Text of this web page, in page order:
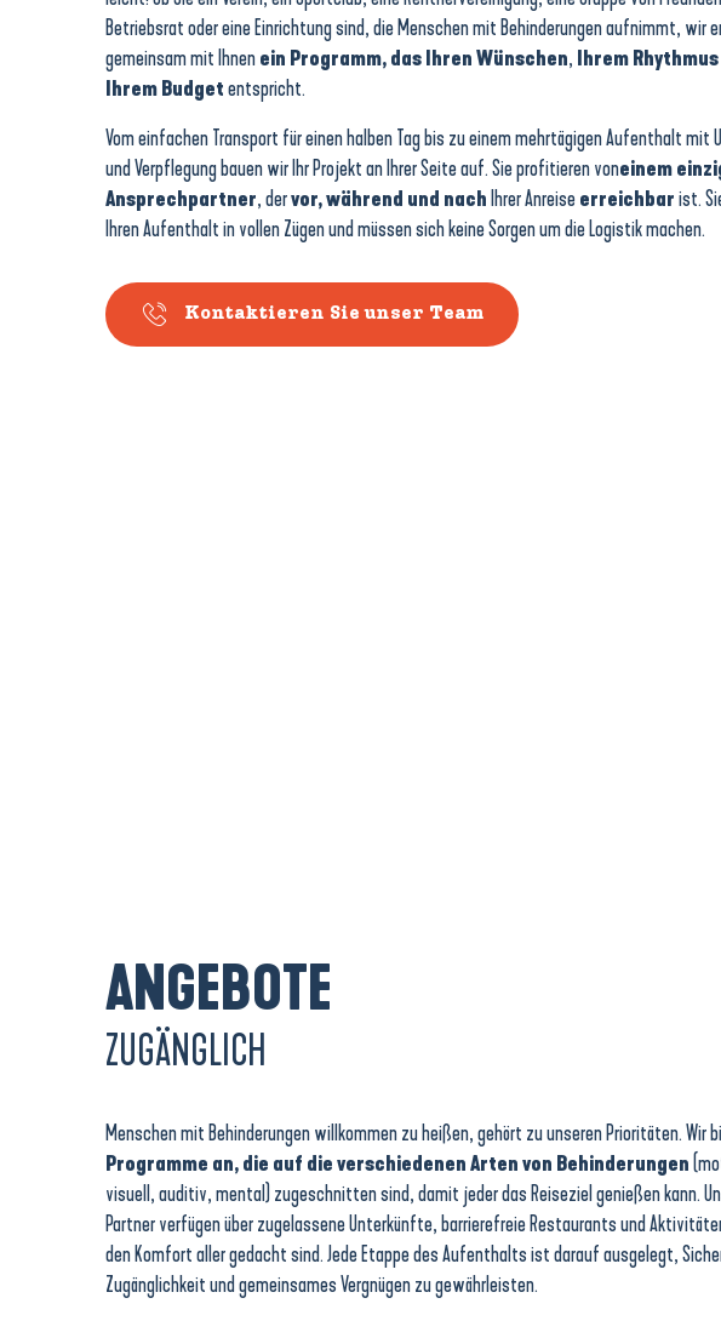
Betriebsrat oder eine Einrichtung sind, die Menschen mit Behinderungen aufnimmt, wir
gemeinsam mit Ihnenein Programm, das Ihren Wünschen, Ihrem Rhythmus
Ihrem Budgetentspricht.
Vom einfachen Transport für einen halben Tag bis zu einem mehrtägigen Aufenthalt mit
und Verpflegung bauen wir Ihr Projekt an Ihrer Seite auf. Sie profitieren voneinem
Ansprechpartner, dervor, während und nach Ihrer Anreiseerreichbarist.
Ihren Aufenthalt in vollen Zügen und müssen sich keine Sorgen um die Logistik machen.
Kontaktieren Sie unser Team
ANGEBOTE
ZUGÄNGLICH
Menschen mit Behinderungen willkommen zu heißen, gehört zu unseren Prioritäten. Wir
Programme an, die auf die verschiedenen Arten von Behinderungen
visuell, auditiv, mental) zugeschnitten sind, damit jeder das Reiseziel genießen kann.
Partner verfügen über zugelassene Unterkünfte, barrierefreie Restaurants und
den Komfort aller gedacht sind. Jede Etappe des Aufenthalts ist darauf ausgelegt,
Zugänglichkeit und gemeinsames Vergnügen zu gewährleisten.